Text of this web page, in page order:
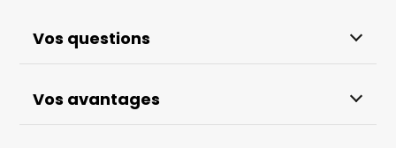
Vos questions
Vos avantages